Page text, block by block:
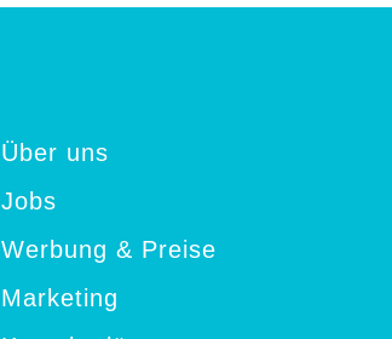
Über uns
Jobs
Werbung & Preise
Marketing